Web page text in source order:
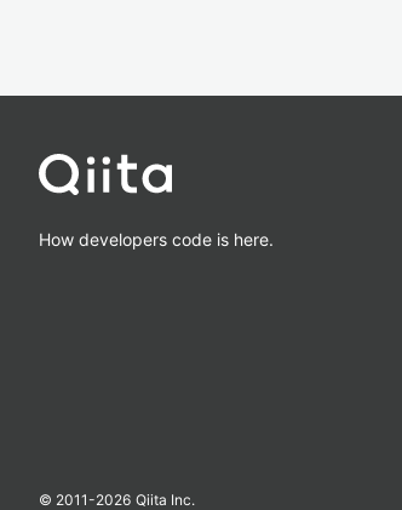
How developers code is here.
© 2011-2026 Qiita Inc.